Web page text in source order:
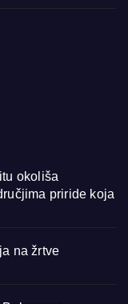
okoliša
priride koja
na žrtve